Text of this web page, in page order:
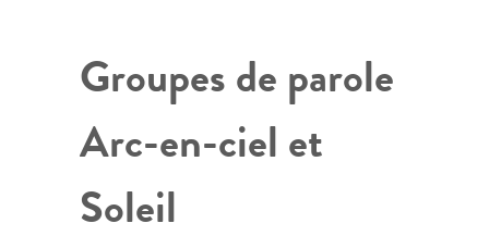
Groupes de parole
Arc-en-ciel et
Soleil